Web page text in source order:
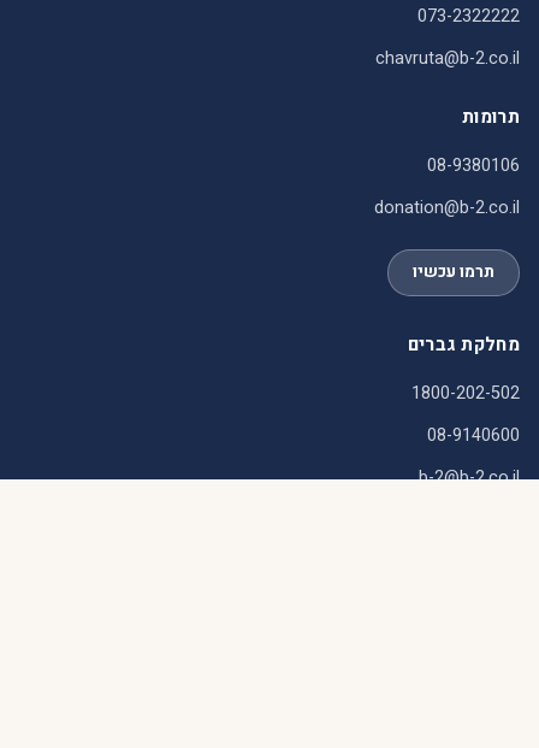
073-2322222
chavruta@b-2.co.il
תרומות
08-9380106
donation@b-2.co.il
תרמו עכשיו
מחלקת גברים
1800-202-502
08-9140600
b-2@b-2.co.il